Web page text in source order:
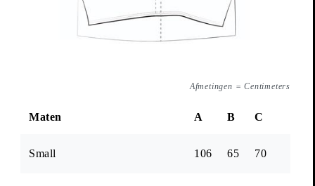
Afmetingen = Centimeters
Maten A . BORST
B. LENGTE
C
Small 106 65 70